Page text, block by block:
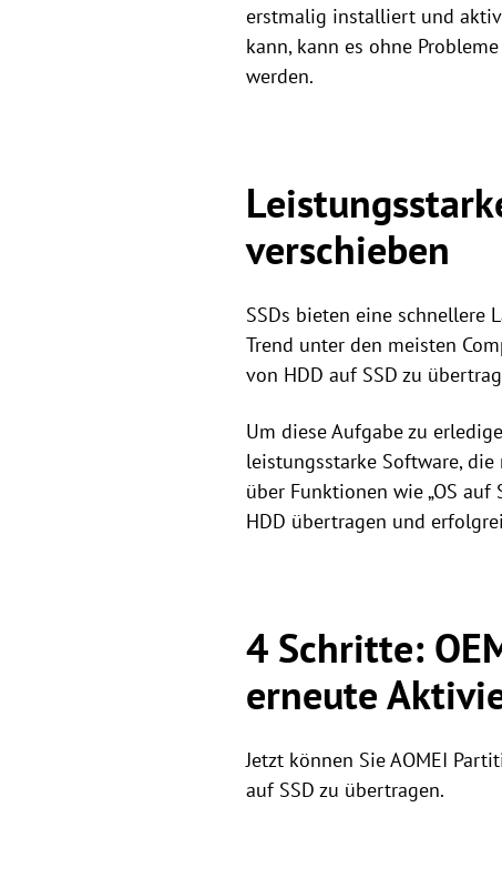
erstmalig installiert und
kann, kann es ohne
werden.
verschieben
SSDs bieten eine schnellere
Trend unter den meisten
von HDD auf SSD zu
Um diese Aufgabe zu
leistungsstarke Software,
über Funktionen wie „OS
HDD übertragen und
4 Schritte:
erneute
Jetzt können Sie AOMEI
auf SSD zu übertragen.